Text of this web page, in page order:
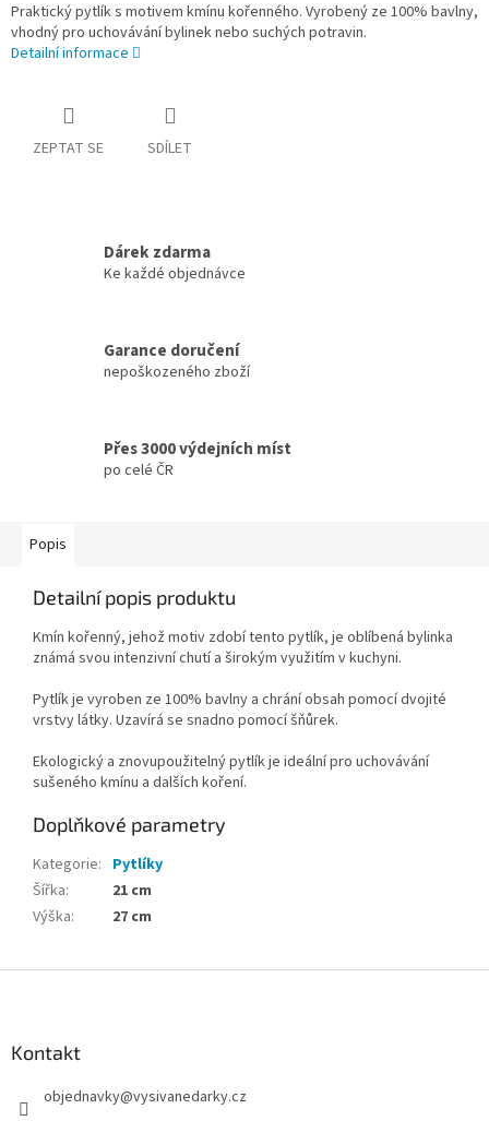
Praktický pytlík s motivem kmínu kořenného. Vyrobený ze 100% bavlny,
vhodný pro uchovávání bylinek nebo suchých potravin.
Detailní informace
ZEPTAT SE SDÍLET
Dárek zdarma
Ke každé objednávce
Garance doručení
nepoškozeného zboží
Přes 3000 výdejních míst
po celé ČR
Popis
Detailní popis produktu
Kmín kořenný, jehož motiv zdobí tento pytlík, je oblíbená bylinka
známá svou intenzivní chutí a širokým využitím v kuchyni.
Pytlík je vyroben ze 100% bavlny a chrání obsah pomocí dvojité
vrstvy látky. Uzavírá se snadno pomocí šňůrek.
Ekologický a znovupoužitelný pytlík je ideální pro uchovávání
sušeného kmínu a dalších koření.
Doplňkové parametry
Kategorie: Pytlíky
Šířka:
21 cm
Výška: 27 cm
Kontakt
objednavky@vysivanedarky.cz